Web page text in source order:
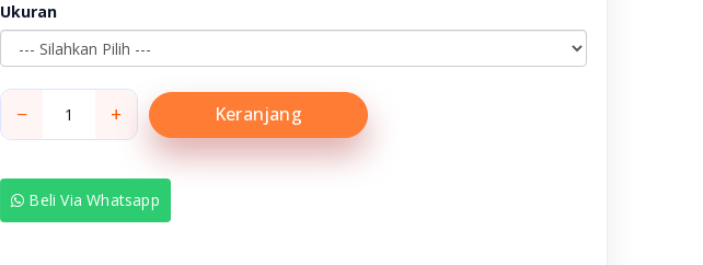
Ukuran
− + Keranjang
Beli Via Whatsapp